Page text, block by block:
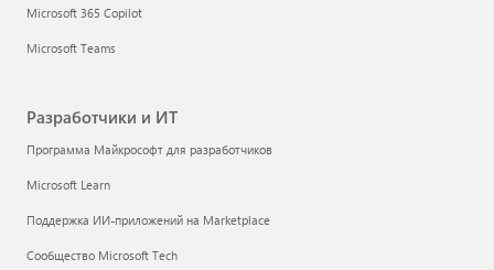
Microsoft 365 Copilot
Microsoft Teams
Разработчики и ИТ
Программа Майкрософт для разработчиков
Microsoft Learn
Поддержка ИИ-приложений на Marketplace
Сообщество Microsoft Tech